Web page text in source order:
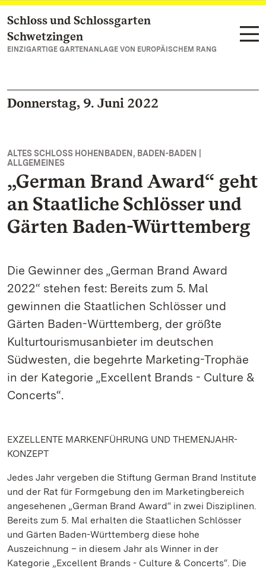
Zum Hauptinhalt springen
Schloss und Schlossgarten
Schwetzingen
EINZIGARTIGE GARTENANLAGE VON EUROPÄISCHEM RANG
Donnerstag, 9. Juni 2022
ALTES SCHLOSS HOHENBADEN, BADEN-BADEN |
ALLGEMEINES
„German Brand Award“ geht
an Staatliche Schlösser und
Gärten Baden-Württemberg
Die Gewinner des „German Brand Award
2022“ stehen fest: Bereits zum 5. Mal
gewinnen die Staatlichen Schlösser und
Gärten Baden-Württemberg, der größte
Kulturtourismusanbieter im deutschen
Südwesten, die begehrte Marketing-Trophäe
in der Kategorie „Excellent Brands - Culture &
Concerts“.
EXZELLENTE MARKENFÜHRUNG UND THEMENJAHR-
KONZEPT
Jedes Jahr vergeben die Stiftung German Brand Institute
und der Rat für Formgebung den im Marketingbereich
angesehenen „German Brand Award“ in zwei Disziplinen.
Bereits zum 5. Mal erhalten die Staatlichen Schlösser
und Gärten Baden-Württemberg diese hohe
Auszeichnung – in diesem Jahr als Winner in der
Kategorie „Excellent Brands - Culture & Concerts“. Die